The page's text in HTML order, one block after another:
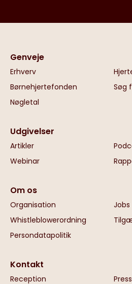
Genveje
Erhverv
Børnehjertefonden
Søg
Nøgletal
Udgivelser
Artikler
Webinar
Om os
Organisation
Jobs
Whistleblowerordning
Persondatapolitik
Kontakt
Reception